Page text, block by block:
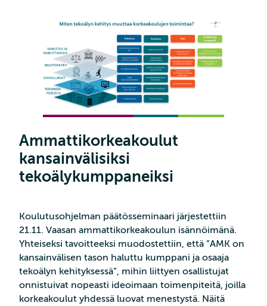
Ammattikorkeakoulut
kansainvälisiksi
tekoälykumppaneiksi
Koulutusohjelman päätösseminaari järjestettiin
21.11. Vaasan ammattikorkeakoulun isännöimänä.
Yhteiseksi tavoitteeksi muodostettiin, että ”AMK on
kansainvälisen tason haluttu kumppani ja osaaja
tekoälyn kehityksessä”, mihin liittyen osallistujat
onnistuivat nopeasti ideoimaan toimenpiteitä, joilla
korkeakoulut yhdessä luovat menestystä. Näitä